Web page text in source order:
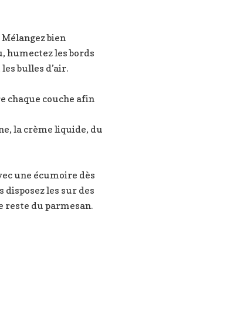
bien
humectez les bords
bulles d’air.
chaque couche afin
la crème liquide, du
une écumoire dès
les sur des
reste du parmesan.